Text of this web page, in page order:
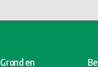
Grond en